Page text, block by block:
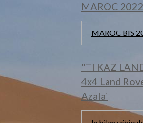
MAROC 2022
MAROC BIS
"TI KAZ
4x4 Land
Azalai